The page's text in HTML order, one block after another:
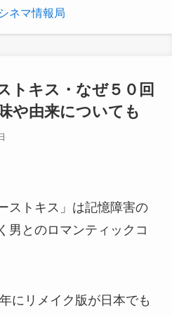
トキス・なぜ５０回
や由来についても
ストキス」は記憶障害の
男とのロマンティックコ
にリメイク版が日本でも